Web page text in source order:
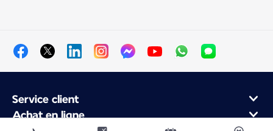
Service client
Achat en ligne